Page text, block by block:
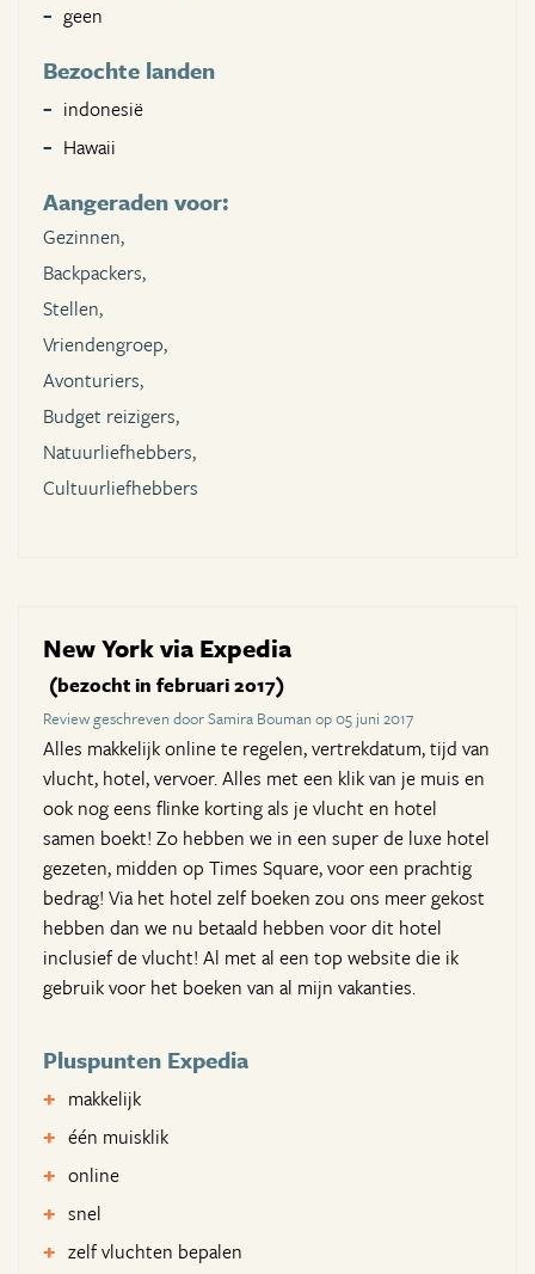
geen
Bezochte landen
indonesië
Hawaii
Aangeraden voor:
Gezinnen,
Backpackers,
Stellen,
Vriendengroep,
Avonturiers,
Budget reizigers,
Natuurliefhebbers,
Cultuurliefhebbers
New York via Expedia
(bezocht in februari 2017)
Review geschreven door Samira Bouman op 05 juni 2017
Alles makkelijk online te regelen, vertrekdatum, tijd van
vlucht, hotel, vervoer. Alles met een klik van je muis en
ook nog eens flinke korting als je vlucht en hotel
samen boekt! Zo hebben we in een super de luxe hotel
gezeten, midden op Times Square, voor een prachtig
bedrag! Via het hotel zelf boeken zou ons meer gekost
hebben dan we nu betaald hebben voor dit hotel
inclusief de vlucht! Al met al een top website die ik
gebruik voor het boeken van al mijn vakanties.
Pluspunten Expedia
makkelijk
één muisklik
online
snel
zelf vluchten bepalen